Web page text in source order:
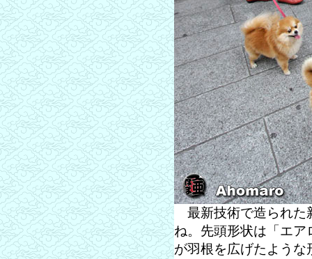
最新技術で造られた
ね。先頭形状は「エ
が羽根を広げたよう